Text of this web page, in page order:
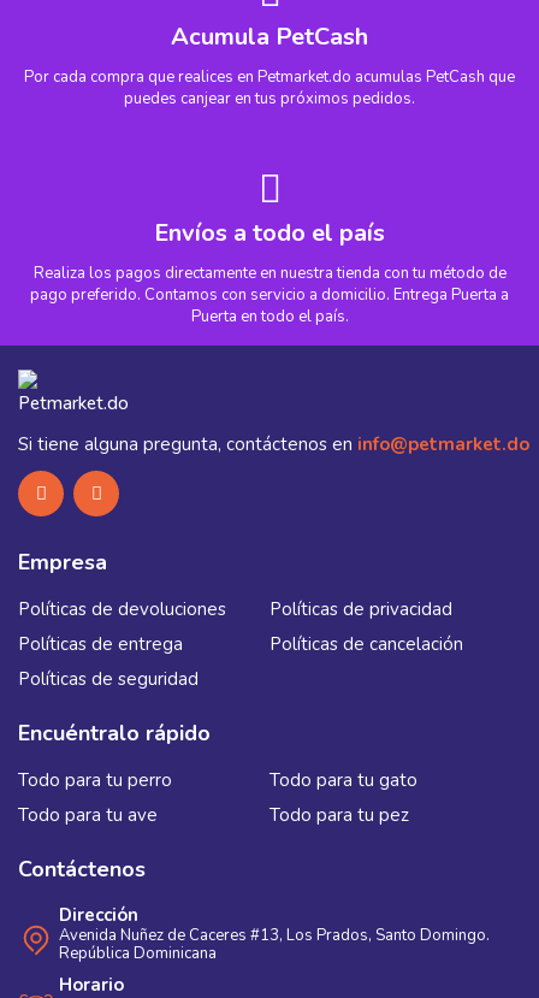
Acumula PetCash
Por cada compra que realices en Petmarket.do acumulas PetCash que
puedes canjear en tus próximos pedidos.
Envíos a todo el país
Realiza los pagos directamente en nuestra tienda con tu método de
pago preferido. Contamos con servicio a domicilio. Entrega Puerta a
Puerta en todo el país.
Si tiene alguna pregunta, contáctenos en info@petmarket.do
Empresa
Políticas de devoluciones
Políticas de privacidad
Políticas de entrega
Políticas de cancelación
Políticas de seguridad
Encuéntralo rápido
Todo para tu perro
Todo para tu gato
Todo para tu ave
Todo para tu pez
Contáctenos
Dirección
Avenida Nuñez de Caceres #13, Los Prados, Santo Domingo.
República Dominicana
Horario